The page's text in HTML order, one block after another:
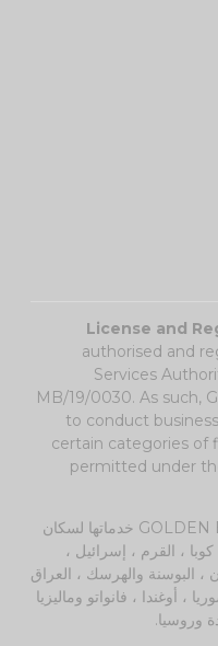
License and
authorised and
Services
MB/19/0030. As such,
to conduct
certain categories of
permitted under
لا تقدم شركة GOLDEN BROKERS LIMITED خدماتها لسكان
، القرم ، إسرائيل ،
، البوسنة والهرسك ، العراق
، أوغندا ، فانواتو وماليزيا
وروسيا.